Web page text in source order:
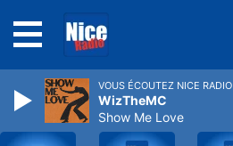
VOUS ÉCOUTEZ NICE RADIO
WizTheMC
Show Me Love